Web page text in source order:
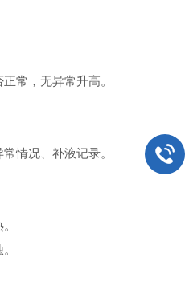
常，无异常升高。
情况、补液记录。